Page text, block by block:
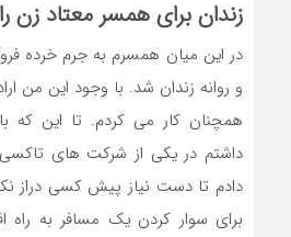
زندان برای همسر معتاد زن
در این میان همسرم به جرم خرده
و روانه زندان شد. با وجود این من
همچنان کار می کردم. تا این که
داشتم در یکی از شرکت های تاکسی
دادم تا دست نیاز پیش کسی دراز
برای سوار کردن یک مسافر به راه